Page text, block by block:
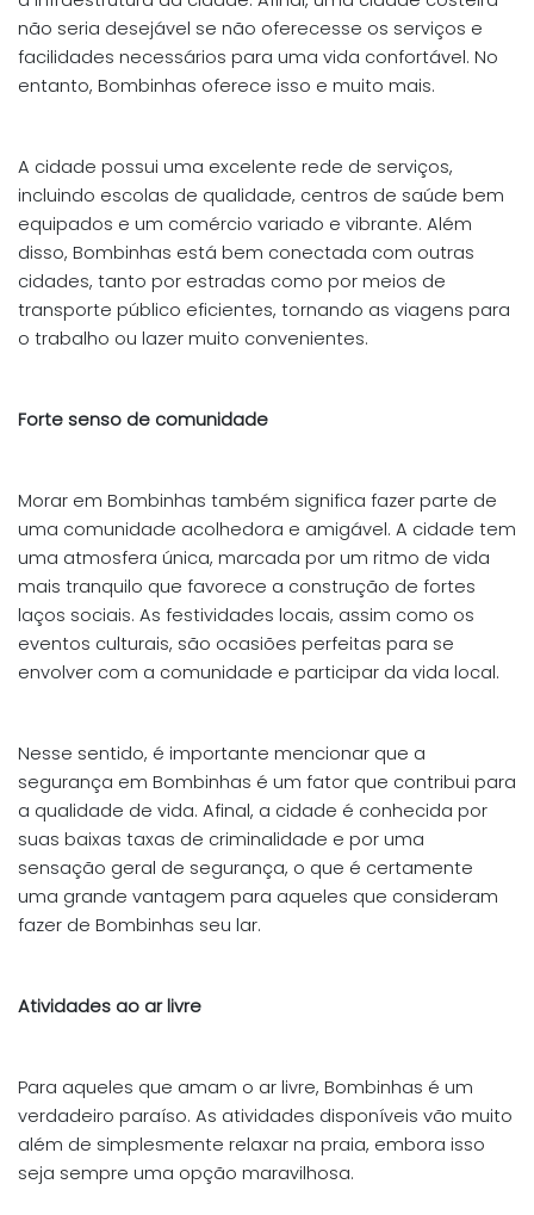
não seria desejável se não oferecesse os serviços e
facilidades necessários para uma vida confortável. No
entanto, Bombinhas oferece isso e muito mais.
A cidade possui uma excelente rede de serviços,
incluindo escolas de qualidade, centros de saúde bem
equipados e um comércio variado e vibrante. Além
disso, Bombinhas está bem conectada com outras
cidades, tanto por estradas como por meios de
transporte público eficientes, tornando as viagens para
o trabalho ou lazer muito convenientes.
Forte senso de comunidade
Morar em Bombinhas também significa fazer parte de
uma comunidade acolhedora e amigável. A cidade tem
uma atmosfera única, marcada por um ritmo de vida
mais tranquilo que favorece a construção de fortes
laços sociais. As festividades locais, assim como os
eventos culturais, são ocasiões perfeitas para se
envolver com a comunidade e participar da vida local.
Nesse sentido, é importante mencionar que a
segurança em Bombinhas é um fator que contribui para
a qualidade de vida. Afinal, a cidade é conhecida por
suas baixas taxas de criminalidade e por uma
sensação geral de segurança, o que é certamente
uma grande vantagem para aqueles que consideram
fazer de Bombinhas seu lar.
Atividades ao ar livre
Para aqueles que amam o ar livre, Bombinhas é um
verdadeiro paraíso. As atividades disponíveis vão muito
além de simplesmente relaxar na praia, embora isso
seja sempre uma opção maravilhosa.